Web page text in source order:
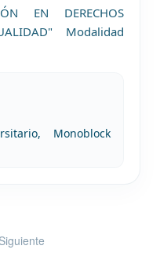
EN DERECHOS
Modalidad
Monoblock
Siguiente